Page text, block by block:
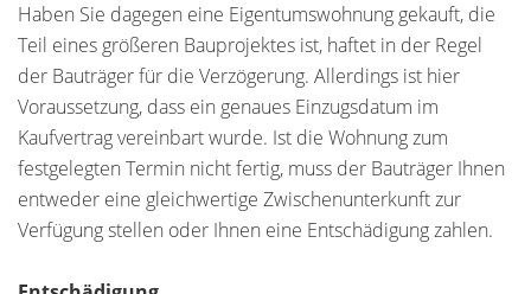
Haben Sie dagegen eine Eigentumswohnung gekauft, die
Teil eines größeren Bauprojektes ist, haftet in der Regel
der Bauträger für die Verzögerung. Allerdings ist hier
Voraussetzung, dass ein genaues Einzugsdatum im
Kaufvertrag vereinbart wurde. Ist die Wohnung zum
festgelegten Termin nicht fertig, muss der Bauträger Ihnen
entweder eine gleichwertige Zwischenunterkunft zur
Verfügung stellen oder Ihnen eine Entschädigung zahlen.